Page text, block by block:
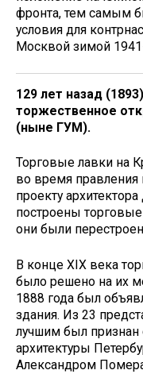
фронта, тем самым
условия для
Москвой зимой
129 лет назад
торжественное
(ныне ГУМ).
Торговые лавки на
во время
проекту
построены
они были
В конце XIX века
было решено на их
1888 года был
здания. Из 23
лучшим был
архитектуры
Александром